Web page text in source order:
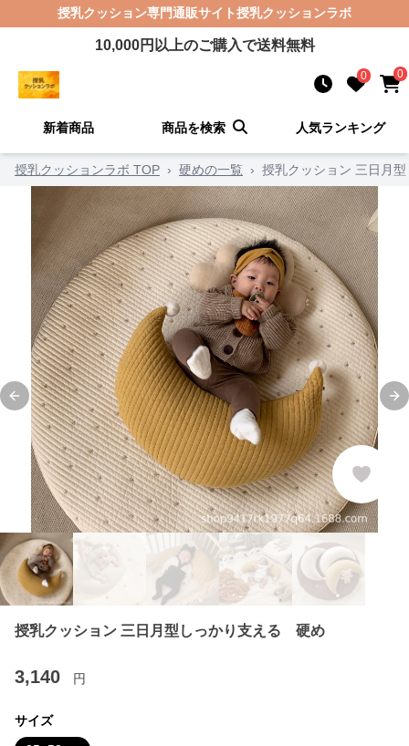
授乳クッション専門通販サイト授乳クッションラボ
10,000円以上のご購入で送料無料
0 0
新着商品 商品を検索 人気ランキング
授乳クッションラボ TOP › 硬めの一覧 › 授乳クッション 三日月
Previous slide
授乳クッション 三日月型しっかり支える 硬め
3,140 円
サイズ